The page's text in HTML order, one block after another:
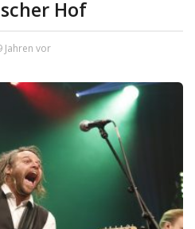
Hof
Jahren vor